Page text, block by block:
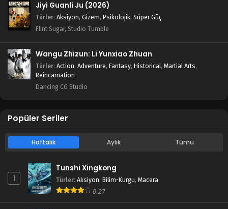
Jiyi Guanli Ju (2026)
Türler: Aksiyon, Gizem, Psikolojik, Süper Güç
Flint Sugar, Studio Tumble
Wangu Zhizun: Li Yunxiao Zhuan
Türler: Action, Adventure, Fantasy, Historical, Martial Arts,
Reincarnation
Dancing CG Studio
Popüler Seriler
Haftalık Aylık Tümü
1
Tunshi Xingkong
Türler: Aksiyon, Bilim-Kurgu, Macera
8.27